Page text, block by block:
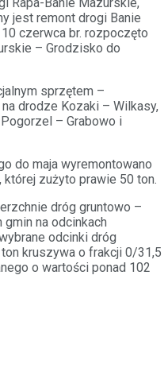
jest remont drogi Banie
czerwca br. rozpoczęto
– Grodzisko do
sprzętem –
drodze Kozaki – Wilkasy,
– Grabowo i
do maja wyremontowano
zużyto prawie 50 ton.
dróg gruntowo –
na odcinkach
odcinki dróg
kruszywa o frakcji 0/31,5
o wartości ponad 102